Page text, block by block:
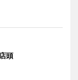
頭